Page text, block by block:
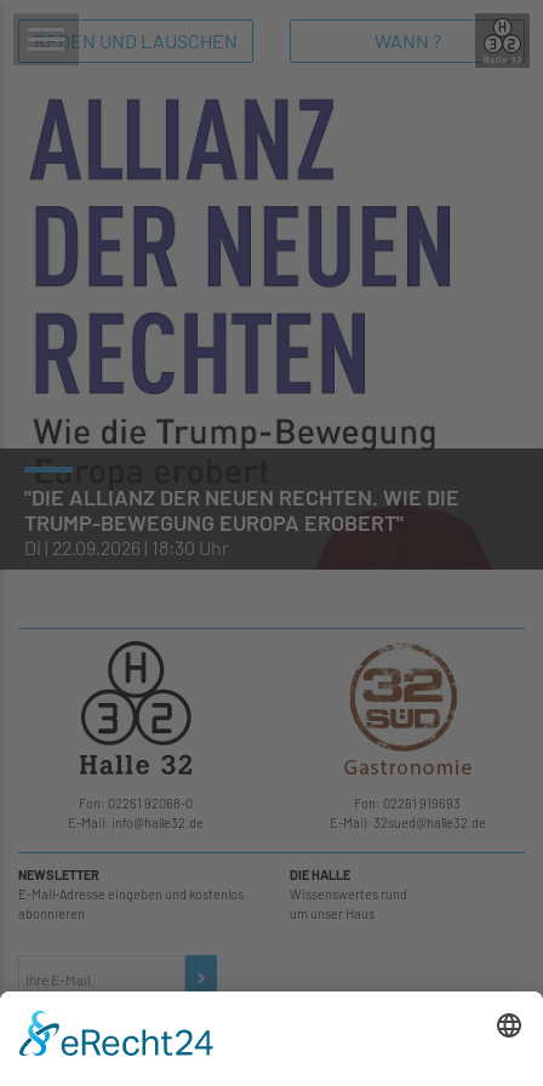
REDEN UND LAUSCHEN WANN ?
"DIE ALLIANZ DER NEUEN RECHTEN. WIE DIE
TRUMP-BEWEGUNG EUROPA EROBERT"
Di | 22.09.2026 | 18:30 Uhr
Fon: 02261 92068-0
E-Mail: info@halle32.de
Fon: 02261 919693
E-Mail: 32sued@halle32.de
NEWSLETTER
E-Mail-Adresse eingeben und kostenlos
abonnieren
DIE HALLE
Wissenswertes rund
um unser Haus